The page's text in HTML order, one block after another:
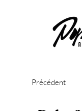
Précédent